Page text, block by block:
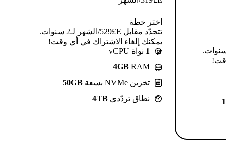
اختر خطة
تتجدّد مقابل E£⁦529⁩/الشهر لـ2 سنوات.
يمكنك إلغاء الاشتراك في أي وقت!
1 نواة vCPU
4GB RAM
تخزين NVMe بسعة
50GB
نطاق تردّدي 4TB
تتجدّد مقابل E£⁦639⁩/الشهر لـ2 سنوات.
وقت!